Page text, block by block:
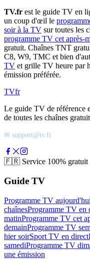
TV.fr est le guide TV en
un coup d'œil le
soir à la TV sur toutes les
programme TV cet après-
gratuit. Chaînes TNT
C8, W9, TMC et bien
TV et grille TV heure par
émission préférée.
TVfr
Le guide TV de référence
de toutes les chaînes
✉ support@tv.fr
🇫🇷 Service 100% gratuit
Guide TV
Programme TV aujourd'hui
chaînesProgramme TV en
matinProgramme TV cet
demainProgramme TV
hier soirSport TV en direct
samediProgramme TV
une émission